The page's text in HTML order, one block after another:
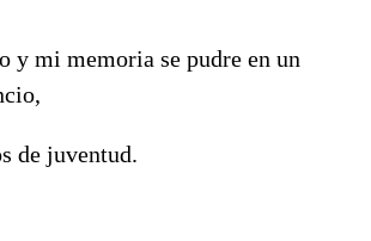
y mi memoria se pudre en un
de juventud.